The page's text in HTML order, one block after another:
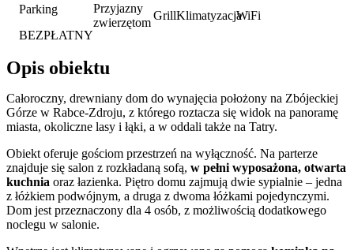
Parking
BEZPŁATNY
Przyjazny
zwierzętom
GrillKlimatyzacjaWiFi
Opis obiektu
Całoroczny, drewniany dom do wynajęcia położony na Zbójeckiej
Górze w Rabce-Zdroju, z którego roztacza się widok na panoramę
miasta, okoliczne lasy i łąki, a w oddali także na Tatry.
Obiekt oferuje gościom przestrzeń na wyłączność. Na parterze
znajduje się salon z rozkładaną sofą, w pełni wyposażona, otwarta
kuchnia oraz łazienka. Piętro domu zajmują dwie sypialnie – jedna
z łóżkiem podwójnym, a druga z dwoma łóżkami pojedynczymi.
Dom jest przeznaczony dla 4 osób, z możliwością dodatkowego
noclegu w salonie.